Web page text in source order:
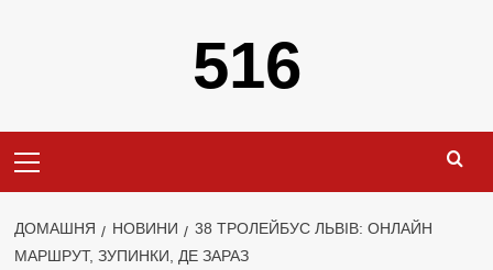
516
Menu
ДОМАШНЯ НОВИНИ
38 ТРОЛЕЙБУС ЛЬВІВ: ОНЛАЙН
МАРШРУТ, ЗУПИНКИ, ДЕ ЗАРАЗ